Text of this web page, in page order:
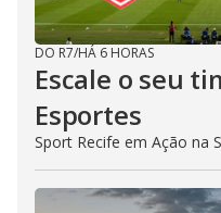
DO R7/HÁ 6 HORAS
Escale o seu
Esportes
Sport Recife em Ação na